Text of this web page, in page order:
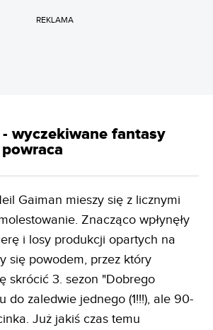
REKLAMA
wyczekiwane fantasy
Gaiman mieszy się z licznymi
Znacząco wpłynęły
i losy produkcji opartych na
się powodem, przez który
skrócić 3. sezon "Dobrego
do zaledwie jednego (1!!!), ale 90-
Już jakiś czas temu